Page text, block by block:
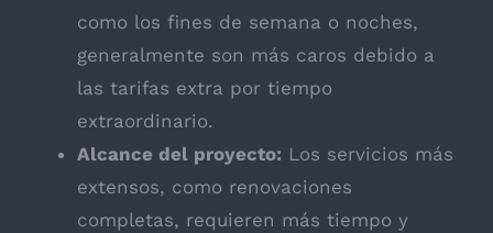
como los fines de semana o noches,
generalmente son más caros debido a
las tarifas extra por tiempo
extraordinario.
Alcance del proyecto: Los servicios más
extensos, como renovaciones
completas, requieren más tiempo y